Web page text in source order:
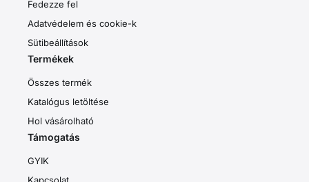
Fedezze fel
Adatvédelem és cookie-k
Sütibeállítások
Termékek
Összes termék
Katalógus letöltése
Hol vásárolható
Támogatás
GYIK
Kapcsolat